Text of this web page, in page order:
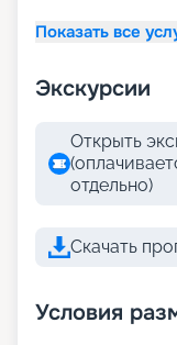
Показать все
Экскурсии
Открыть
отдельно)
Скачать
Условия